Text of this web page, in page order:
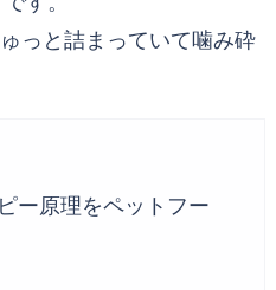
っと詰まっていて噛み砕
ー原理をペットフー